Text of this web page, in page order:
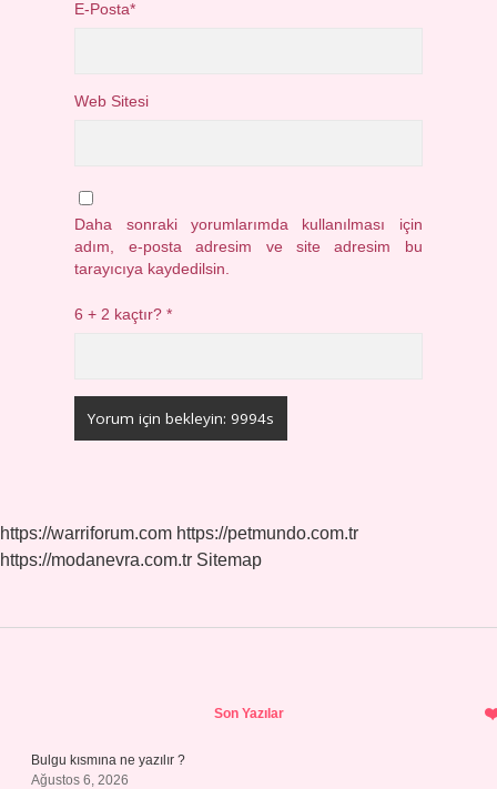
E-Posta*
Web Sitesi
Daha sonraki yorumlarımda kullanılması için
adım, e-posta adresim ve site adresim bu
tarayıcıya kaydedilsin.
6 + 2 kaçtır?*
https://warriforum.com https://petmundo.com.tr
https://modanevra.com.tr Sitemap
Son Yazılar
Bulgu kısmına ne yazılır ?
Ağustos 6, 2026